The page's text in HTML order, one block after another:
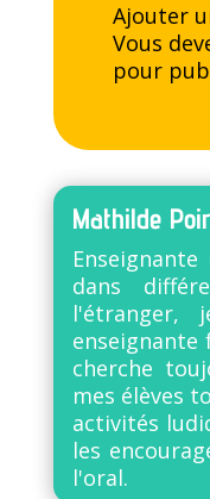
Ajouter
Vous
pour
Mathilde
dans
l'étranger,
enseignante
cherche
mes élèves
activités
les
l'oral.